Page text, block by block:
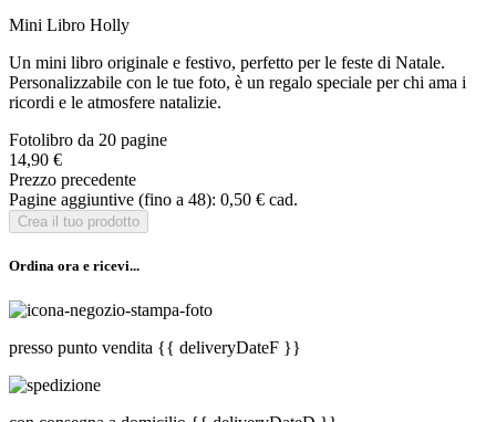
Mini Libro Holly
Un mini libro originale e festivo, perfetto per le feste di Natale.
Personalizzabile con le tue foto, è un regalo speciale per chi ama i
ricordi e le atmosfere natalizie.
Fotolibro da 20 pagine
14,90 €
Prezzo precedente
Pagine aggiuntive (fino a 48): 0,50 € cad.
Crea il tuo prodotto
Ordina ora e ricevi...
presso punto vendita {{ deliveryDateF }}